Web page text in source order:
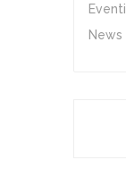
Eventi
News